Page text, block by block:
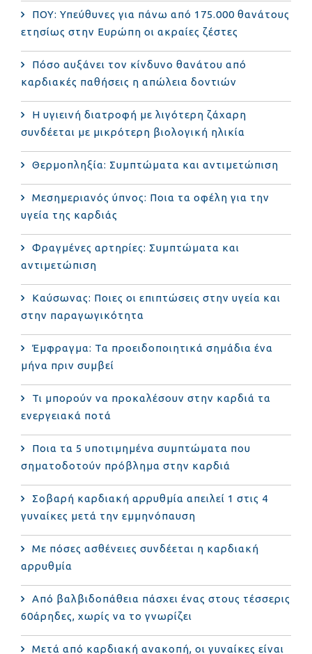
ΠΟΥ: Υπεύθυνες για πάνω από 175.000 θανάτους
ετησίως στην Ευρώπη οι ακραίες ζέστες
Πόσο αυξάνει τον κίνδυνο θανάτου από
καρδιακές παθήσεις η απώλεια δοντιών
Η υγιεινή διατροφή με λιγότερη ζάχαρη
συνδέεται με μικρότερη βιολογική ηλικία
Θερμοπληξία: Συμπτώματα και αντιμετώπιση
Μεσημεριανός ύπνος: Ποια τα οφέλη για την
υγεία της καρδιάς
Φραγμένες αρτηρίες: Συμπτώματα και
αντιμετώπιση
Καύσωνας: Ποιες οι επιπτώσεις στην υγεία και
στην παραγωγικότητα
Έμφραγμα: Τα προειδοποιητικά σημάδια ένα
μήνα πριν συμβεί
Τι μπορούν να προκαλέσουν στην καρδιά τα
ενεργειακά ποτά
Ποια τα 5 υποτιμημένα συμπτώματα που
σηματοδοτούν πρόβλημα στην καρδιά
Σοβαρή καρδιακή αρρυθμία απειλεί 1 στις 4
γυναίκες μετά την εμμηνόπαυση
Με πόσες ασθένειες συνδέεται η καρδιακή
αρρυθμία
Από βαλβιδοπάθεια πάσχει ένας στους τέσσερις
60άρηδες, χωρίς να το γνωρίζει
Μετά από καρδιακή ανακοπή, οι γυναίκες είναι